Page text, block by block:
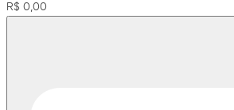
R$ 0,00